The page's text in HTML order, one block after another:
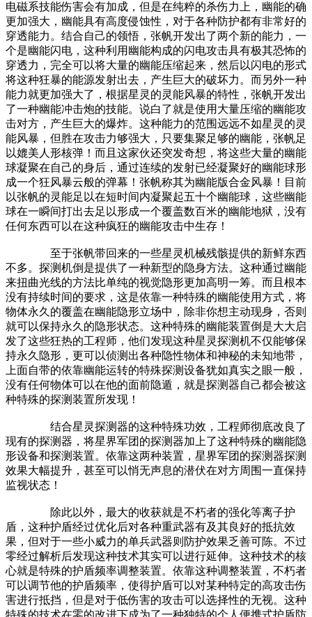
电磁系技能伤害会有加成，但是在纯粹的杀伤力上，幽能的确
更加强大，幽能具有高度侵蚀性，对于各种防护都有非常好的
穿透能力。结合自己的领悟，张帆开发出了两个新的能力，一
个是幽能闪电，这种利用幽能构成的闪电攻击具有极其恐怖的
穿透力，完全可以将大量的幽能压缩起来，然后以闪电的形式
将这种狂暴的能源发射出去，产生巨大的破坏力。而另外一种
能力就更加强大了，根据星灵的灵能风暴的特性，张帆开发出
了一种幽能冲击炮的技能。说白了就是使用大量压缩的幽能攻
击对方，产生巨大的爆炸。这种能力的范围远远不如星灵的灵
能风暴，但胜在攻击力够强大，只要集聚足够的幽能，张帆足
以媲美人形核弹！而且这家伙还突发奇想，将这些大量的幽能
球凝聚在自己的身后，通过连续的发射已经凝聚好的幽能球形
成一个狂风暴云般的弹幕！张帆称其为幽能版合金风暴！目前
以张帆的灵能足以在短时间内凝聚起五十个幽能球，这些幽能
球在一瞬间打出去足以形成一个覆盖数百米的幽能地狱，没有
任何东西可以在这种疯狂的幽能攻击中生存！
至于张帆带回来的一些星灵机械残骸提供的新鲜东西
不多。探测机倒是提供了一种新型的隐身方法。这种通过幽能
来扭曲光线的方法比单纯的视觉隐形更加高明一筹。而且根本
没有持续时间的要求，这是依靠一种特殊的幽能使用方式，将
物体永久的覆盖在幽能隐形立场中，除非你想主动现身，否则
就可以保持永久的隐形状态。这种特殊的幽能装置倒是大大启
发了这些狂热的工程师，他们发现这种星灵探测机不仅能够保
持永久隐形，更可以侦测出各种隐性物体和神秘的未知地带，
上面自带的依靠幽能运转的特殊探测设备犹如真实之眼一般，
没有任何物体可以在他的面前隐遁，就是探测器自己都会被这
种特殊的探测装置所发现！
结合星灵探测器的这种特殊功效，工程师彻底改良了
现有的探测器，将星界军团的探测器加上了这种特殊的幽能隐
形设备和探测装置。依靠这两种装置，星界军团的探测器探测
效果大幅提升，甚至可以悄无声息的潜伏在对方周围一直保持
监视状态！
除此以外，最大的收获就是不朽者的强化等离子护
盾，这种护盾经过优化后对各种重武器有及其良好的抵抗效
果，但对于一些小威力的单兵武器则防护效果乏善可陈。不过
零经过解析后发现这种技术其实可以进行延伸。这种技术的核
心就是特殊的护盾频率调整装置。依靠这种调整装置，不朽者
可以调节他的护盾频率，使得护盾可以对某种特定的高攻击伤
害进行抵挡，但是对于低伤害的攻击可以选择性的无视。这种
特殊的技术在零的改进下成为了一种独特的个人便携式护盾防